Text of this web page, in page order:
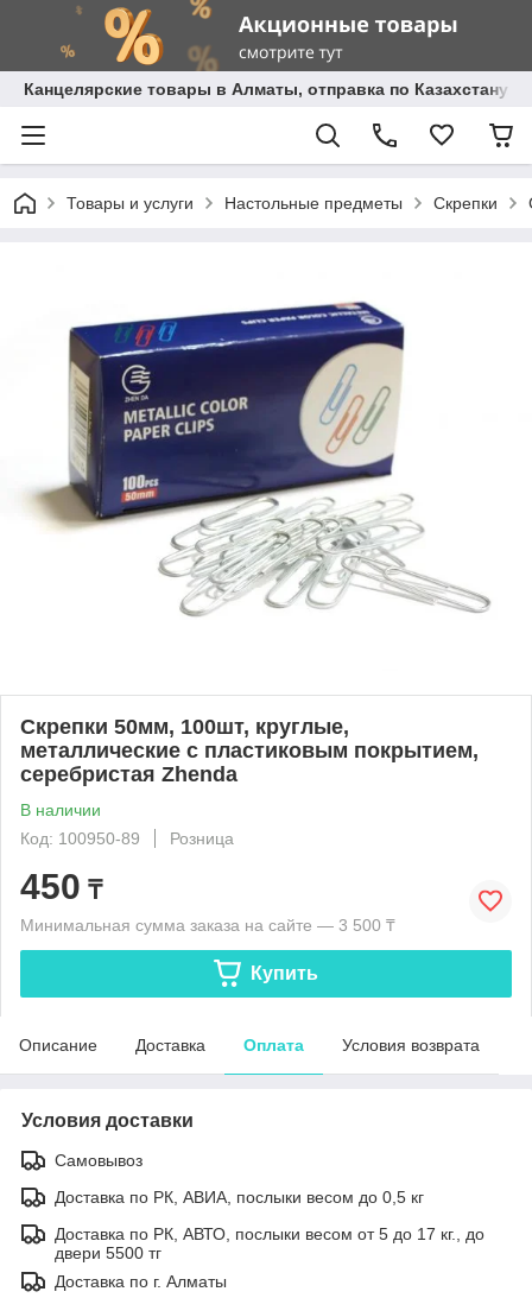
Канцелярские товары в Алматы, отправка по Казахстану.
Товары и услуги Настольные предметы Скрепки
Скрепки 50мм, 100шт, круглые,
металлические с пластиковым покрытием,
серебристая Zhenda
В наличии
Код: 100950-89
Розница
450 ₸
Минимальная сумма заказа на сайте — 3 500 ₸
Купить
Описание Доставка Оплата Условия возврата
Условия доставки
Самовывоз
Доставка по РК, АВИА, послыки весом до 0,5 кг
Доставка по РК, АВТО, послыки весом от 5 до 17 кг., до
двери 5500 тг
Доставка по г. Алматы